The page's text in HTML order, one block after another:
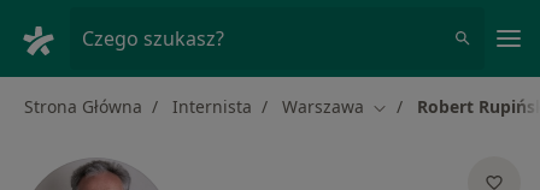
Czego szukasz?
Strona Główna Internista Warszawa Zmień miasto
Robert